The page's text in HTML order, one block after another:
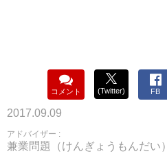
コメント (Twitter) FB
2017.09.09
アドバイザー :
兼業問題（けんぎょうもんだい）